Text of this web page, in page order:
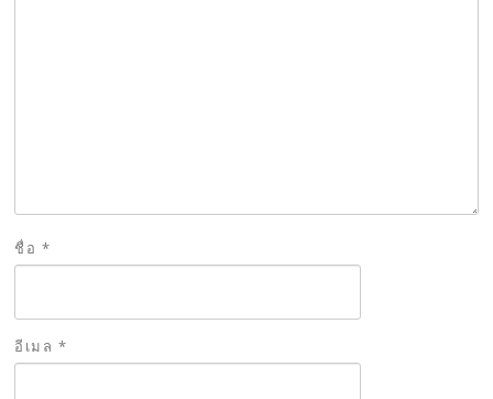
ชื่อ *
อีเมล *